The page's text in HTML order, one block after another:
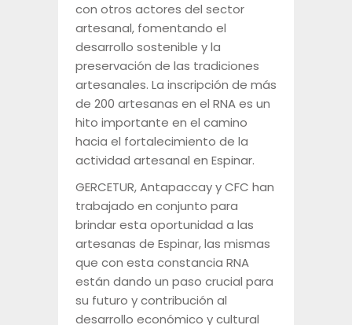
con otros actores del sector
artesanal, fomentando el
desarrollo sostenible y la
preservación de las tradiciones
artesanales. La inscripción de más
de 200 artesanas en el RNA es un
hito importante en el camino
hacia el fortalecimiento de la
actividad artesanal en Espinar.
GERCETUR, Antapaccay y CFC han
trabajado en conjunto para
brindar esta oportunidad a las
artesanas de Espinar, las mismas
que con esta constancia RNA
están dando un paso crucial para
su futuro y contribución al
desarrollo económico y cultural